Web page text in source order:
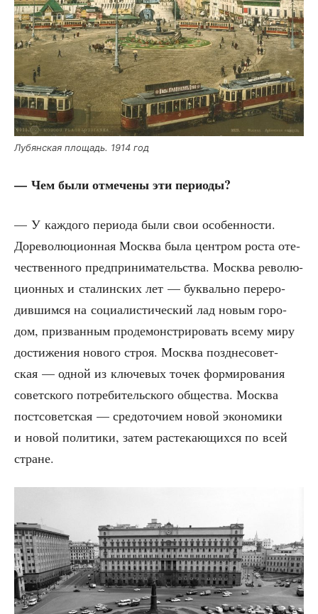
Лубян­ская пло­щадь. 1914 год
— Чем были отме­че­ны эти периоды?
— У каж­до­го пери­о­да были свои осо­бен­но­сти.
Доре­во­лю­ци­он­ная Москва была цен­тром роста оте­
че­ствен­но­го пред­при­ни­ма­тель­ства. Москва рево­лю­
ци­он­ных и ста­лин­ских лет — бук­валь­но пере­ро­
див­шим­ся на соци­а­ли­сти­че­ский лад новым горо­
дом, при­зван­ным про­де­мон­стри­ро­вать все­му миру
дости­же­ния ново­го строя. Москва позд­не­со­вет­
ская — одной из клю­че­вых точек фор­ми­ро­ва­ния
совет­ско­го потре­би­тель­ско­го обще­ства. Москва
пост­со­вет­ская — сре­до­то­чи­ем новой эко­но­ми­ки
и новой поли­ти­ки, затем рас­те­ка­ю­щих­ся по всей
стране.